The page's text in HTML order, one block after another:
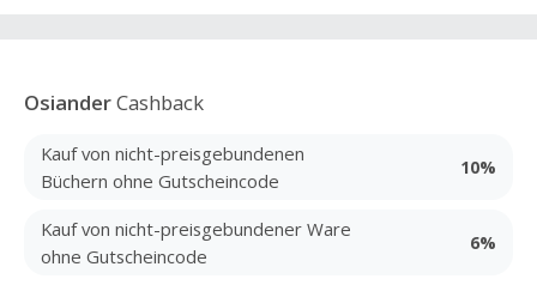
OsianderCashback
Kauf von nicht-preisgebundenen
Büchern ohne Gutscheincode
10%
Kauf von nicht-preisgebundener Ware
ohne Gutscheincode
6%